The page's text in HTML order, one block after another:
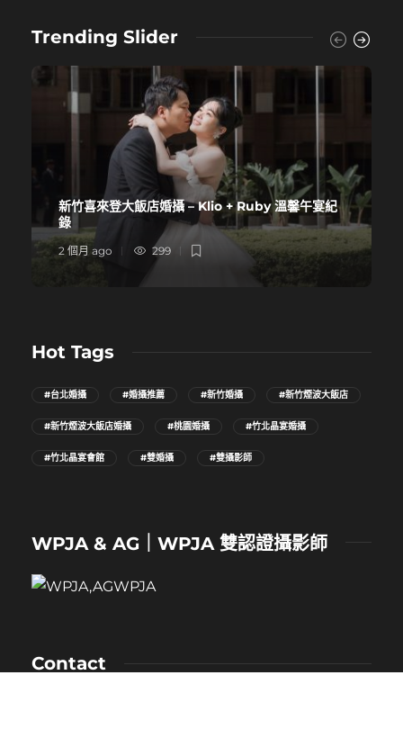
Trending Slider
新竹喜來登大飯店婚攝 – Klio + Ruby 溫馨午宴紀
錄
2 個月 ago 299
Hot Tags
#台北婚攝 #婚攝推薦 #新竹婚攝 #新竹煙波大飯店
#新竹煙波大飯店婚攝 #桃園婚攝 #竹北晶宴婚攝
#竹北晶宴會館 #雙婚攝 #雙攝影師
WPJA & AG｜WPJA 雙認證攝影師
Contact